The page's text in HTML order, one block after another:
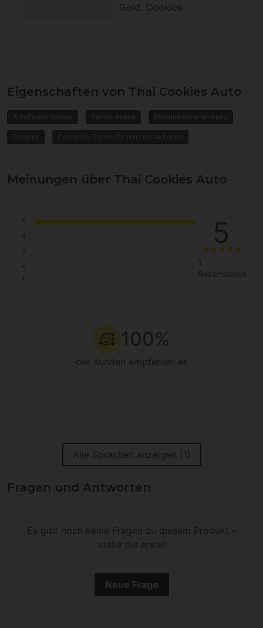
Gold, Cookies
Eigenschaften von Thai Cookies Auto
Autoflower Samen Sativa-Indica Stimulierende Wirkung
Cookies Cannabis-Sorten für Harzextraktionen
Meinungen über Thai Cookies Auto
5
4
3
2
1
5
1
Rezensionen
100%
der Kunden empfehlen es
Alle Sprachen anzeigen (1)
Fragen und Antworten
Es gibt noch keine Fragen zu diesem Produkt –
stelle die erste!
Neue Frage